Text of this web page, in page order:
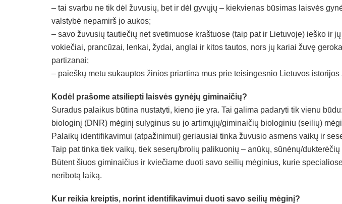
– tai svarbu ne tik dėl žuvusių, bet ir dėl gyvųjų – kiekvienas būsimas laisvės
valstybė nepamirš jo aukos;
– savo žuvusių tautiečių net svetimuose kraštuose (taip pat ir Lietuvoje) ieško ir
vokiečiai, prancūzai, lenkai, žydai, anglai ir kitos tautos, nors jų kariai žuvę
partizanai;
– paieškų metu sukauptos žinios priartina mus prie teisingesnio Lietuvos istorijos
Kodėl prašome atsiliepti laisvės gynėjų giminaičių?
Suradus palaikus būtina nustatyti, kieno jie yra. Tai galima padaryti tik vienu
biologinį (DNR) mėginį sulyginus su jo artimųjų/giminaičių biologiniu (seilių)
Palaikų identifikavimui (atpažinimui) geriausiai tinka žuvusio asmens vaikų ir
Taip pat tinka tiek vaikų, tiek seserų/brolių palikuonių – anūkų, sūnėnų/
Būtent šiuos giminaičius ir kviečiame duoti savo seilių mėginius, kurie
neribotą laiką.
Kur reikia kreiptis, norint identifikavimui duoti savo seilių mėginį?